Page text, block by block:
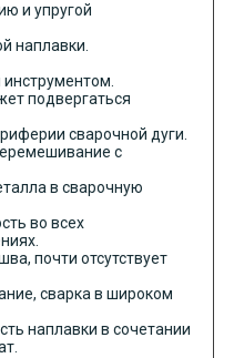
и упругой
наплавки.
подвергаться
сварочной дуги.
с
в сварочную
во всех
почти отсутствует
сварка в широком
наплавки в сочетании